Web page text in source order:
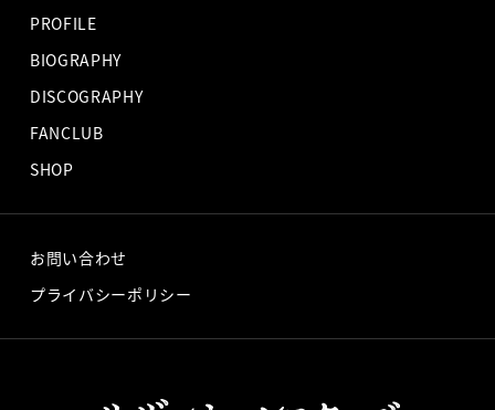
PROFILE
BIOGRAPHY
DISCOGRAPHY
FANCLUB
SHOP
お問い合わせ
プライバシーポリシー